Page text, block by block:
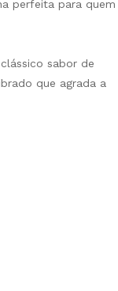
perfeita para quem
sabor de
que agrada a